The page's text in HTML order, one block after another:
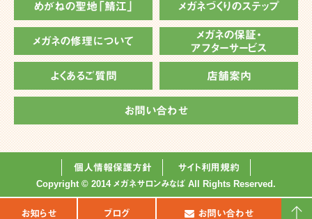
お知らせ ブログ お問い合わせ
めがねの聖地「鯖江」 メガネづくりのステップ
メガネの修理について
メガネの保証・
アフターサービス
よくあるご質問 店舗案内
お問い合わせ
個人情報保護方針 サイト利用規約
Copyright © 2014 メガネサロンみなば All Rights Reserved.